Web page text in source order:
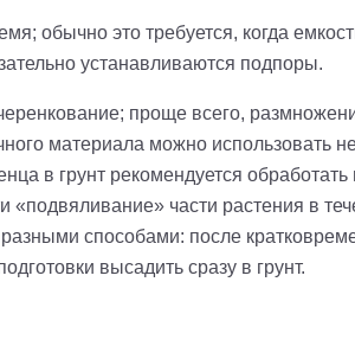
обычно это требуется, когда
устанавливаются подпоры.
проще всего,
материала можно использовать
в грунт рекомендуется
части растения в
способами: после
высадить сразу в грунт.